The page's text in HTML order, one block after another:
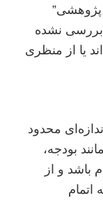
نشده
از منظری
محدود
بودجه،
و از